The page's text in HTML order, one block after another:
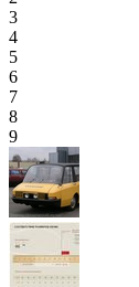
3
4
5
6
7
8
9